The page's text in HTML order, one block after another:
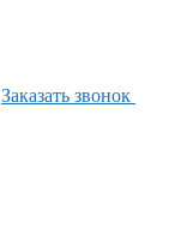
Заказать звонок